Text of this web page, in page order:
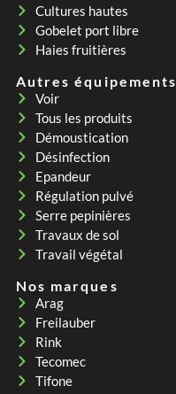
Cultures hautes
Gobelet port libre
Haies fruitières
Autres équipements
Voir
Tous les produits
Démoustication
Désinfection
Epandeur
Régulation pulvé
Serre pepinières
Travaux de sol
Travail végétal
Nos marques
Arag
Freilauber
Rink
Tecomec
Tifone